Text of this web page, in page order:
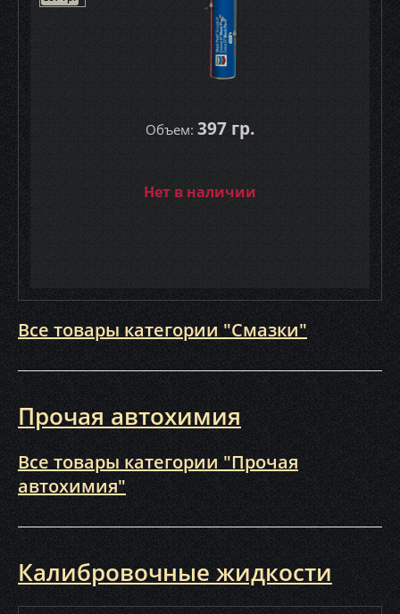
Объем: 397 гр.
Нет в наличии
Все товары категории "Смазки"
Прочая автохимия
Все товары категории "Прочая
автохимия"
Калибровочные жидкости